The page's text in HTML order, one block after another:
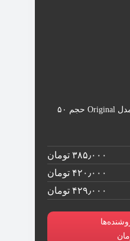
مام ضد تعریق مردانه الد اسپایس مدل Original حجم ۵۰
۳۸۵٫۰۰۰ تومان
۴۲۰٫۰۰۰ تومان
۴۲۹٫۰۰۰ تومان